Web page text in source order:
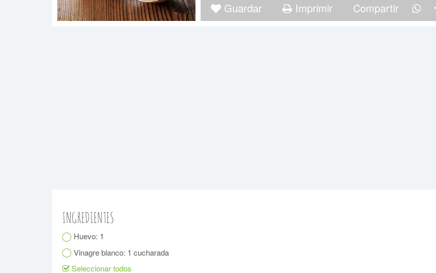
Guardar Imprimir Compartir
INGREDIENTES
Huevo: 1
Vinagre blanco: 1 cucharada
Seleccionar todos